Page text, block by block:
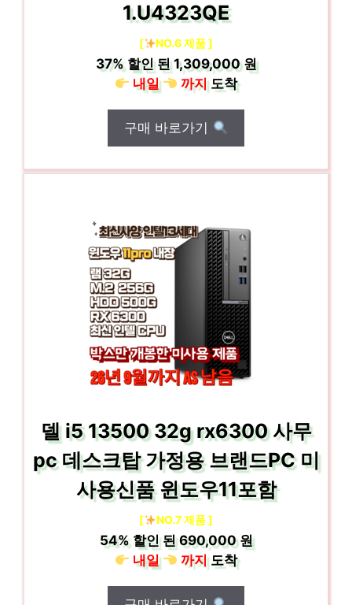
1.U4323QE
[ NO.6 제품 ]
37%할인 된1,309,000 원
내일
까지도착
구매 바로가기
델 i5 13500 32g rx6300 사무
pc 데스크탑 가정용 브랜드PC 미
사용신품 윈도우11포함
[ NO.7 제품 ]
54%할인 된690,000 원
내일
까지도착